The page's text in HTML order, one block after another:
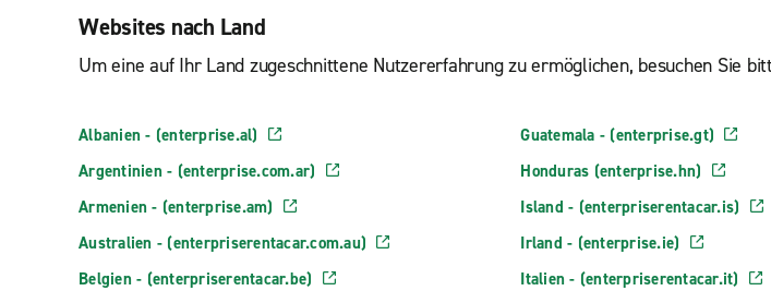
Websites nach Land
Um eine auf Ihr Land zugeschnittene Nutzererfahrung zu ermöglichen, besuchen Sie
Albanien - (enterprise.al)
Argentinien - (enterprise.com.ar)
Armenien - (enterprise.am)
Australien - (enterpriserentacar.com.au)
Belgien - (enterpriserentacar.be)
Guatemala - (enterprise.gt)
Honduras (enterprise.hn)
Island - (enterpriserentacar.is)
Irland - (enterprise.ie)
Italien - (enterpriserentacar.it)